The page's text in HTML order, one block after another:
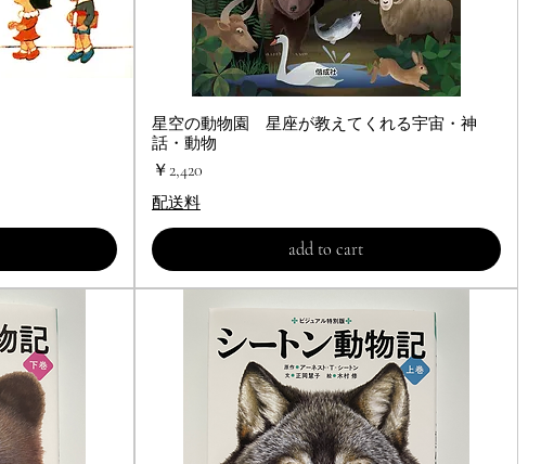
クイックビュー
星空の動物園 星座が教えてくれる宇宙・神
話・動物
価格
￥2,420
配送料
add to cart